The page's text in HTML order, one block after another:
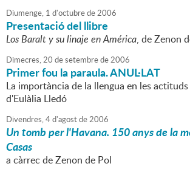
Diumenge, 1 d'octubrede2006
Presentació del llibre
Los Baralt y su linaje en América, de Zenon
Dimecres,20 desetembrede2006
Primer fou la paraula. ANUL·LAT
La importància de la llengua en les
d'Eulàlia Lledó
Divendres,4d'agostde2006
Un tomb per l'Havana. 150 anys de la
Casas
a càrrec de Zenon de Pol